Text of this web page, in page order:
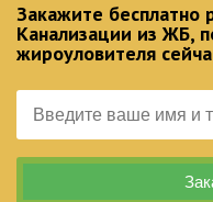
Закажите бесплатно
Канализации из ЖБ,
жироуловителя